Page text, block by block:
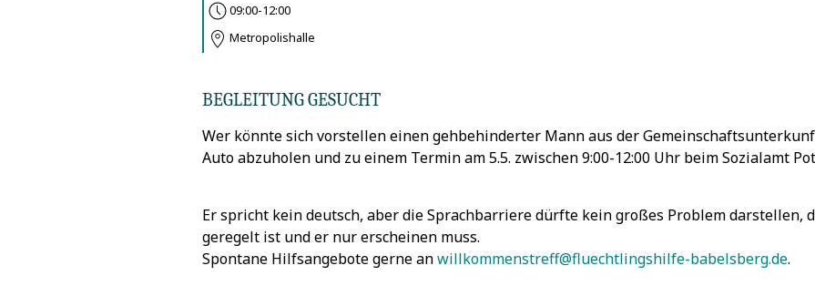
09:00-12:00
Metropolishalle
BEGLEITUNG GESUCHT
Wer könnte sich vorstellen einen gehbehinderter Mann aus der
Auto abzuholen und zu einem Termin am 5.5. zwischen 9:00-12:00 Uhr beim Sozialamt
Er spricht kein deutsch, aber die Sprachbarriere dürfte kein großes Problem darstellen,
geregelt ist und er nur erscheinen muss.
Spontane Hilfsangebote gerne anwillkommenstreff@fluechtlingshilfe-babelsberg.de.